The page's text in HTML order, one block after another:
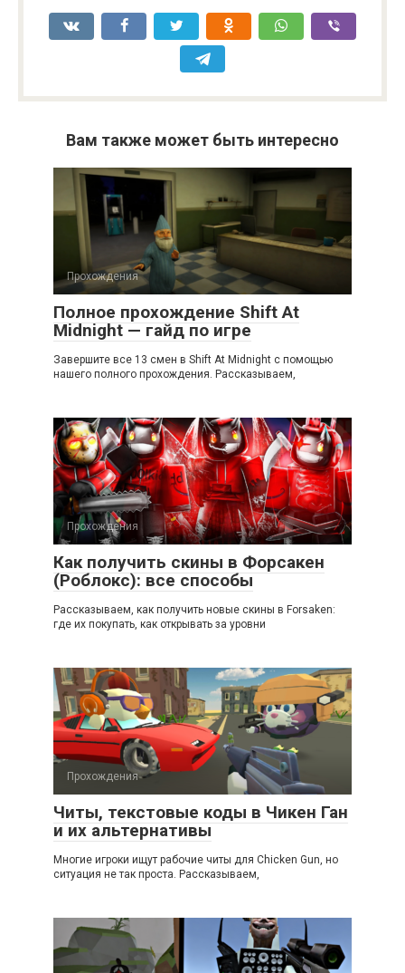
Вам также может быть интересно
Прохождения
Полное прохождение Shift At
Midnight — гайд по игре
Завершите все 13 смен в Shift At Midnight с помощью
нашего полного прохождения. Рассказываем,
Прохождения
Как получить скины в Форсакен
(Роблокс): все способы
Рассказываем, как получить новые скины в Forsaken:
где их покупать, как открывать за уровни
Прохождения
Читы, текстовые коды в Чикен Ган
и их альтернативы
Многие игроки ищут рабочие читы для Chicken Gun, но
ситуация не так проста. Рассказываем,